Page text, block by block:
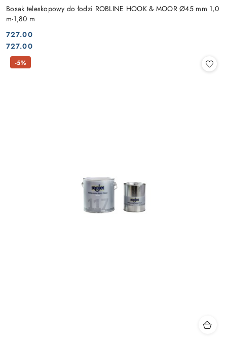
Bosak teleskopowy do łodzi ROBLINE HOOK & MOOR Ø45 mm 1,0
m-1,80 m
Cena:
727.00
Cena:
727.00
-5%